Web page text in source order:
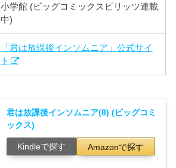
小学館 (ビッグコミックスピリッツ連載
中)
「君は放課後インソムニア」公式サイ
ト
君は放課後インソムニア(8) (ビッグコミ
ックス)
Kindleで探す Amazonで探す